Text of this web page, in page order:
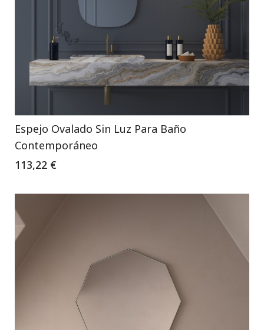
Espejo Ovalado Sin Luz Para Baño
Contemporáneo
113,22 €